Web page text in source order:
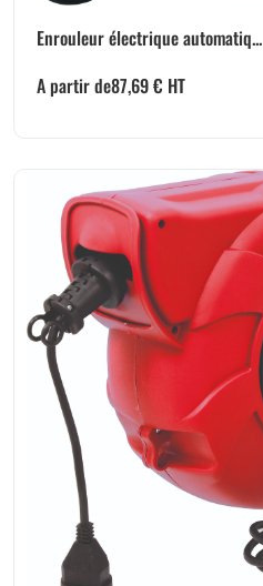
Enrouleur électrique automatiq...
A partir de87,69€ HT